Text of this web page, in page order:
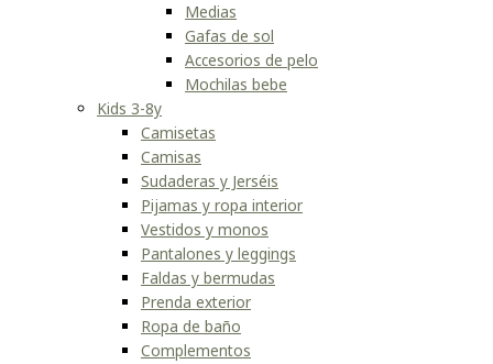
Medias
Gafas de sol
Accesorios de pelo
Mochilas bebe
Kids 3-8y
Camisetas
Camisas
Sudaderas y Jerséis
Pijamas y ropa interior
Vestidos y monos
Pantalones y leggings
Faldas y bermudas
Prenda exterior
Ropa de baño
Complementos